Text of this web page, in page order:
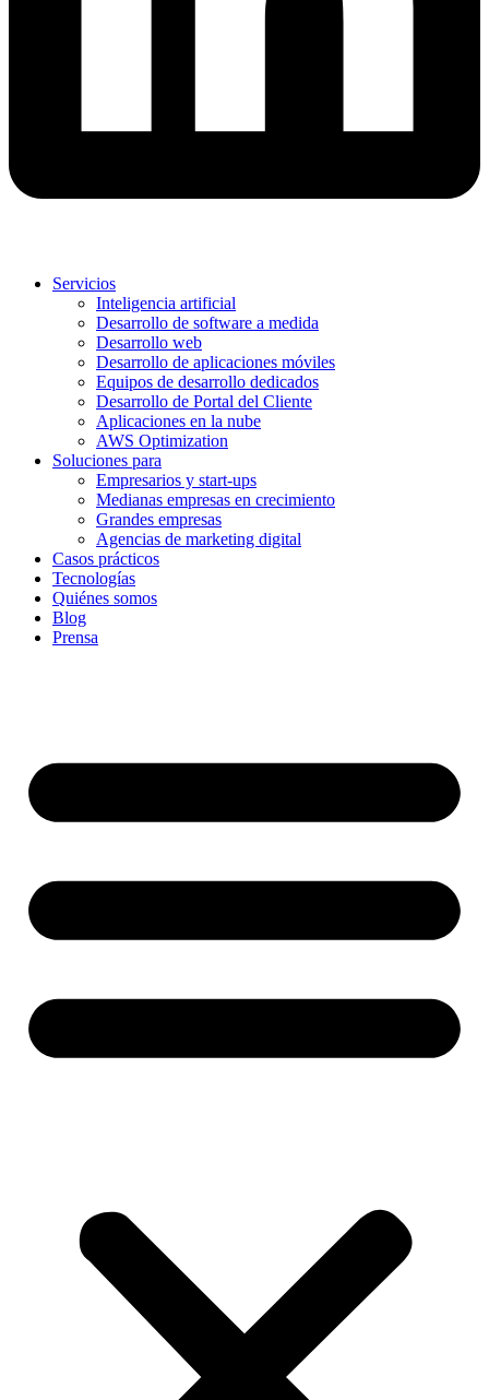
Servicios
Inteligencia artificial
Desarrollo de software a medida
Desarrollo web
Desarrollo de aplicaciones móviles
Equipos de desarrollo dedicados
Desarrollo de Portal del Cliente
Aplicaciones en la nube
AWS Optimization
Soluciones para
Empresarios y start-ups
Medianas empresas en crecimiento
Grandes empresas
Agencias de marketing digital
Casos prácticos
Tecnologías
Quiénes somos
Blog
Prensa